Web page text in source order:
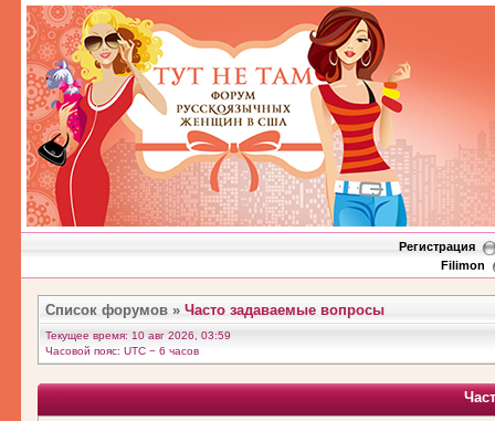
Регистрация
Filimon
Список форумов » Часто задаваемые вопросы
Текущее время: 10 авг 2026, 03:59
Часовой пояс: UTC − 6 часов